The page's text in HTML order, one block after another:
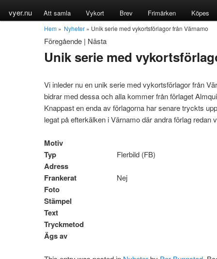
vyer.nu Att samla Vykort Brev Frimärken Köpes
Hem » Nyheter » Unik serie med vykortsförlagor från Värnamo
Föregående | Nästa
Unik serie med
Vi inleder nu en unik serie med vykortsförlagor från
bidrar med dessa och alla kommer från förlaget
Knappast en enda av förlagorna har senare tryckts
legat på efterkälken i Värnamo där andra förlag redan
Motiv
Typ
Flerbild (FB)
Adress
Frankerat
Nej
Foto
Stämpel
Text
Tryckmetod
Ägs av